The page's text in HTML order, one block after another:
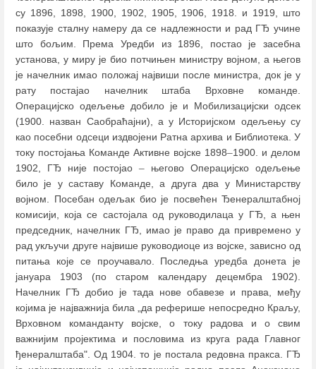
су 1896, 1898, 1900, 1902, 1905, 1906, 1918. и 1919, што
показује сталну намеру да се надлежности и рад ГЂ учине
што бољим. Према Уредби из 1896, постао је засебна
установа, у миру је био потчињен министру војном, а његов
је начелник имао положај највиши после министра, док је у
рату постајао начелник штаба Врховне команде.
Операцијско одељење добило је и Мобилизацијски одсек
(1900. назван Саобраћајни), а у Историјском одељењу су
као посебни одсеци издвојени Ратна архива и Библиотека. У
току постојања Команде Активне војске 1898–1900. и делом
1902, ГЂ није постојао – његово Операцијско одељење
било је у саставу Команде, а друга два у Министарству
војном. Посебан одељак био је посвећен Ђенералштабној
комисији, која се састојала од руководилаца у ГЂ, а њен
председник, начелник ГЂ, имао је право да привремено у
рад укључи друге највише руководиоце из војске, зависно од
питања које се проучавало. Последња уредба донета је
јануара 1903 (по старом календару децембра 1902).
Начелник ГЂ добио је тада нове обавезе и права, међу
којима је најважнија била „да реферише непосредно Краљу,
Врховном команданту војске, о току радова и о свим
важнијим пројектима и пословима из круга рада Главног
ђенералштаба". Од 1904. то је постала редовна пракса. ГЂ